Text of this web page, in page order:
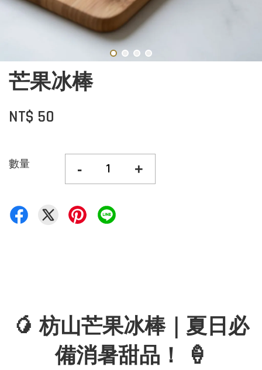
芒果冰棒
NT$ 50
數量 - +
🥭 枋山芒果冰棒｜夏日必
備消暑甜品！ 🍦